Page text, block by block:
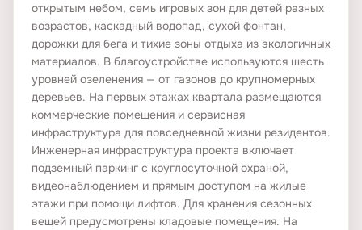
открытым небом, семь игровых зон для детей разных
возрастов, каскадный водопад, сухой фонтан,
дорожки для бега и тихие зоны отдыха из экологичных
материалов. В благоустройстве используются шесть
уровней озеленения — от газонов до крупномерных
деревьев. На первых этажах квартала размещаются
коммерческие помещения и сервисная
инфраструктура для повседневной жизни резидентов.
Инженерная инфраструктура проекта включает
подземный паркинг с круглосуточной охраной,
видеонаблюдением и прямым доступом на жилые
этажи при помощи лифтов. Для хранения сезонных
вещей предусмотрены кладовые помещения. На